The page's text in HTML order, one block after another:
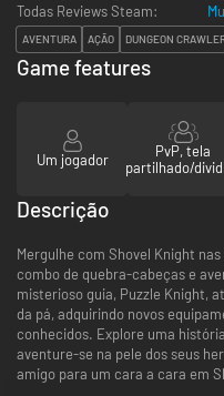
Todas Reviews Steam:
AVENTURA AÇÃO DUNGEON
Game features
Um jogador
PvP, tela
partilhado/
Descrição
Mergulhe com Shovel Knight
combo de quebra-cabeças e
misterioso guia, Puzzle Knight,
da pá, adquirindo novos
conhecidos. Explore uma
aventure-se na pele dos seus
amigo para um cara a cara em